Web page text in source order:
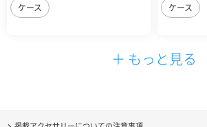
ケース ケース
＋ もっと見る